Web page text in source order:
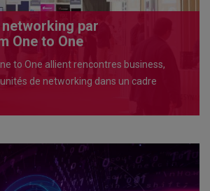
par
One to One
to One allient rencontres business,
de networking dans un cadre